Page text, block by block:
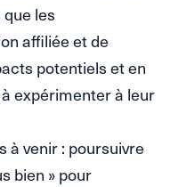
les
affiliée et de
potentiels et en
expérimenter à leur
à venir : poursuivre
bien » pour